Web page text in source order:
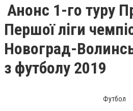
Анонс 1-го туру
Першої ліги
Новоград-
з футболу 2019
Футбол